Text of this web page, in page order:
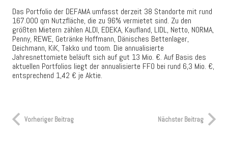
Das Portfolio der DEFAMA umfasst derzeit 38 Standorte mit rund
167.000 qm Nutzfläche, die zu 96% vermietet sind. Zu den
größten Mietern zählen ALDI, EDEKA, Kaufland, LIDL, Netto, NORMA,
Penny, REWE, Getränke Hoffmann, Dänisches Bettenlager,
Deichmann, KiK, Takko und toom. Die annualisierte
Jahresnettomiete beläuft sich auf gut 13 Mio. €. Auf Basis des
aktuellen Portfolios liegt der annualisierte FFO bei rund 6,3 Mio. €,
entsprechend 1,42 € je Aktie.
Vorheriger Beitrag Nächster Beitrag